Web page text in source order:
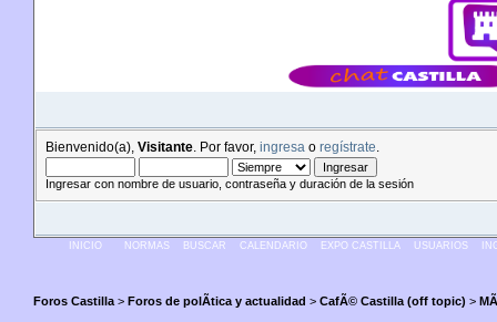
Bienvenido(a), Visitante . Por favor, ingresa o regístrate
Ingresar con nombre de usuario, contraseña y duración de la sesión
INICIO NORMAS BUSCAR CALENDARIO EXPO CASTILLA USUARIOS
Foros Castilla > Foros de polÃ­tica y actualidad > CafÃ© Castilla (off topic) >